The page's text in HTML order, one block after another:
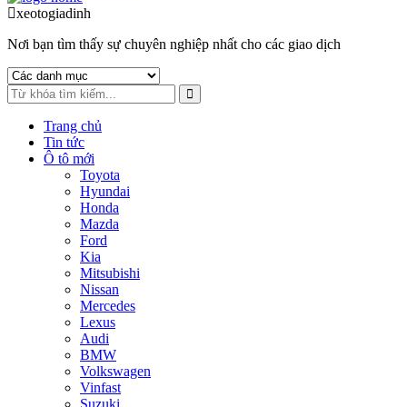
to
toxeotogiadinh
Nơi bạn tìm thấy sự chuyên nghiệp nhất cho các giao dịch
Trang chủ
Tin tức
Ô tô mới
Toyota
Hyundai
Honda
Mazda
Ford
Kia
Mitsubishi
Nissan
Mercedes
Lexus
Audi
BMW
Volkswagen
Vinfast
Suzuki